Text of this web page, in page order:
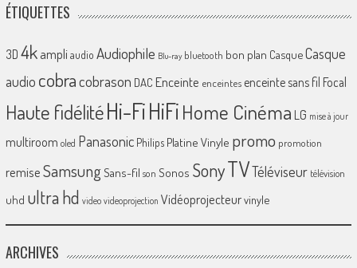
ÉTIQUETTES
3D 4k ampliaudio Audiophile Blu-ray bluetooth bon plan CasqueCasque
audio cobracobrason DAC Enceinte enceintes enceinte sans fil Focal
Haute fidélitéHi-FiHiFiHome Cinéma LG mise à jour
multiroom oled Panasonic Philips Platine Vinyle promo promotion
remiseSamsungSans-fil son Sonos SonyTVTéléviseur télévision
uhd ultra hd video videoprojection Vidéoprojecteurvinyle
ARCHIVES